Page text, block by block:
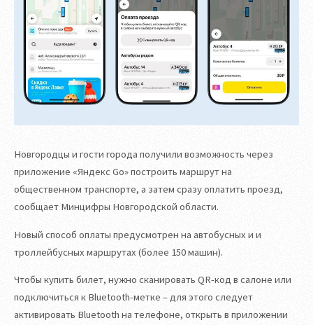
Новгородцы и гости города получили возможность через
приложение «Яндекс Go» построить маршрут на
общественном транспорте, а затем сразу оплатить проезд,
сообщает Минцифры Новгородской области.
Новый способ оплаты предусмотрен на автобусных и и
троллейбусных маршрутах (более 150 машин).
Чтобы купить билет, нужно сканировать QR-код в салоне или
подключиться к Bluetooth-метке – для этого следует
активировать Bluetooth на телефоне, открыть в приложении